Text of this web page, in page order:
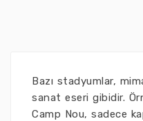
Bazı stadyumlar,
sanat eseri gibidir.
Camp Nou, sadece